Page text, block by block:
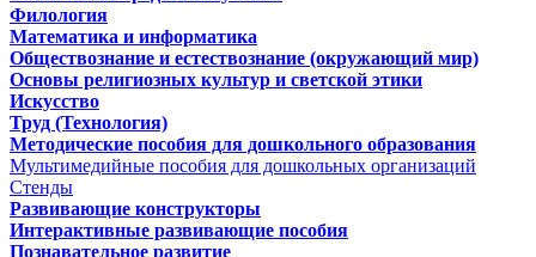
Филология
Математика и информатика
Обществознание и естествознание (окружающий мир)
Основы религиозных культур и светской этики
Искусство
Труд (Технология)
Методические пособия для дошкольного образования
Мультимедийные пособия для дошкольных организаций
Стенды
Развивающие конструкторы
Интерактивные развивающие пособия
Познавательное развитие